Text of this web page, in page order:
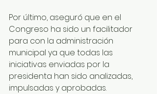
Por último, aseguró que en el
Congreso ha sido un facilitador
para con la administración
municipal ya que todas las
iniciativas enviadas por la
presidenta han sido analizadas,
impulsadas y aprobadas.